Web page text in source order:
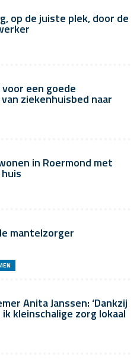
op de juiste plek, door de
een goede
ziekenhuisbed naar
in Roermond met
mantelzorger
Anita Janssen: ‘Dankzij
kleinschalige zorg lokaal